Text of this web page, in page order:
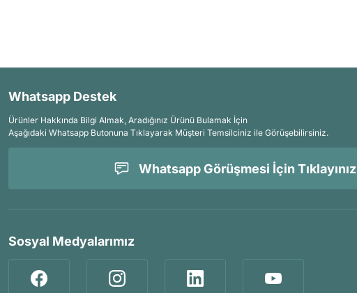
Whatsapp Destek
Ürünler Hakkında Bilgi Almak, Aradığınız Ürünü Bulamak İçin
Aşağıdaki Whatsapp Butonuna Tıklayarak Müşteri Temsilciniz ile Görüşebilirsiniz.
Whatsapp Görüşmesi İçin Tıklayınız
Sosyal Medyalarımız